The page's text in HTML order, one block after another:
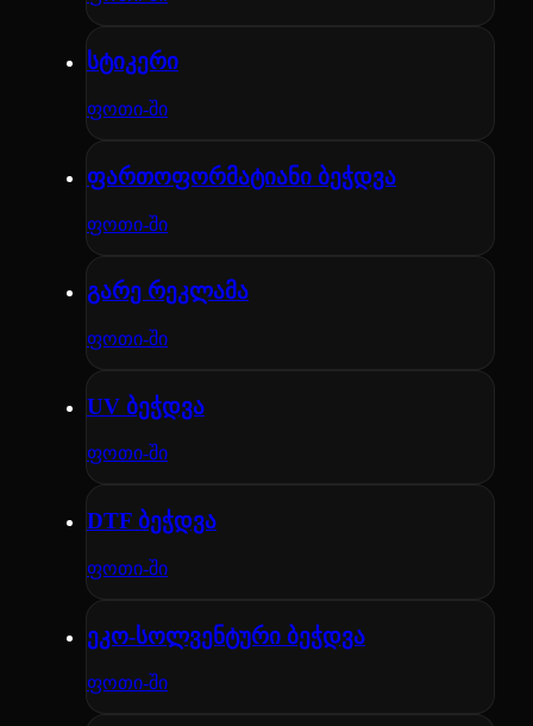
სტიკერი
ფოთი-ში
ფართოფორმატიანი ბეჭდვა
ფოთი-ში
გარე რეკლამა
ფოთი-ში
UV ბეჭდვა
ფოთი-ში
DTF ბეჭდვა
ფოთი-ში
ეკო-სოლვენტური ბეჭდვა
ფოთი-ში